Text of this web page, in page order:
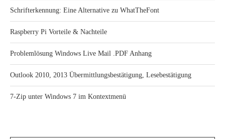
Schrifterkennung: Eine Alternative zu WhatTheFont
Raspberry Pi Vorteile & Nachteile
Problemlösung Windows Live Mail .PDF Anhang
Outlook 2010, 2013 Übermittlungsbestätigung, Lesebestätigung
7-Zip unter Windows 7 im Kontextmenü